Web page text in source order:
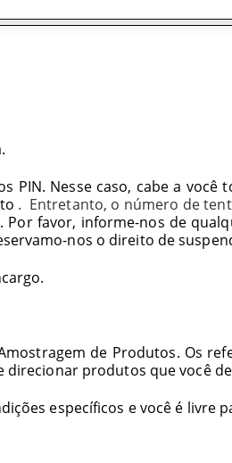
PIN. Nesse caso, cabe a
. Entretanto, o número de
. Por favor, informe-nos de
nos o direito de
de Produtos. Os
produtos que você
específicos e você é livre